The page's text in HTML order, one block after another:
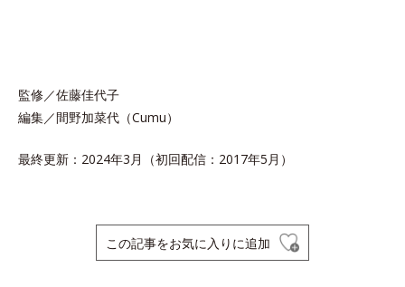
監修／佐藤佳代子
編集／間野加菜代（Cumu）
最終更新：2024年3月（初回配信：2017年5月）
この記事をお気に入りに追加